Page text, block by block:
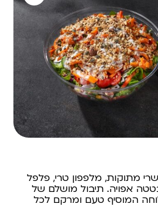
מתוקות, מלפפון טרי, פלפל
אפויה. תיבול מושלם של
המוסיף טעם ומרקם לכל